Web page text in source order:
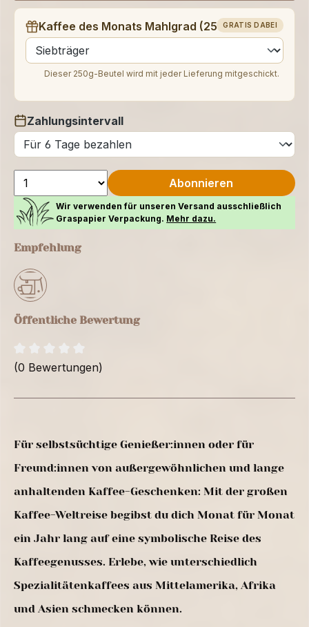
GRATIS DABEI
Kaffee des Monats Mahlgrad (250 g)
auswählen
Dieser 250g-Beutel wird mit jeder Lieferung mitgeschickt.
Zahlungsintervall
auswählen
Abonnieren
Wir verwenden für unseren Versand ausschließlich
Graspapier Verpackung. Mehr dazu.
Empfehlung
Öffentliche Bewertung
(0 Bewertungen)
Für selbstsüchtige Genießer:innen oder für
Freund:innen von außergewöhnlichen und lange
anhaltenden Kaffee-Geschenken: Mit der großen
Kaffee-Weltreise begibst du dich Monat für Monat
ein Jahr lang auf eine symbolische Reise des
Kaffeegenusses. Erlebe, wie unterschiedlich
Spezialitätenkaffees aus Mittelamerika, Afrika
und Asien schmecken können.